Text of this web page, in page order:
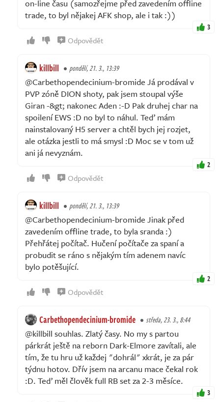
on-line času (samozřejme před zavedením offline
trade, to byl nějakej AFK shop, ale i tak :))
3
Odpovědět
killbill pondělí, 21. 3., 13:39
@Carbethopendecinium-bromide Já prodával v
PVP zóně DION shoty, pak jsem stoupal výše
Giran -&gt; nakonec Aden :-D Pak druhej char na
spoilení EWS :D no byl to náhul. Teď mám
nainstalovaný H5 server a chtěl bych jej rozjet,
ale otázka jestli to má smysl :D Moc se v tom už
ani já nevyznám.
2
Odpovědět
killbill pondělí, 21. 3., 13:39
@Carbethopendecinium-bromide Jinak před
zavedením offline trade, to byla sranda :)
Přehřátej počítač. Hučení počítače za spaní a
probudit se ráno s nějakým tím adenem navíc
bylo potěšující.
2
Odpovědět
Carbethopendecinium-bromide středa, 23. 3., 8:44
@killbill souhlas. Zlatý časy. No my s partou
párkrát ještě na reborn Dark-Elmore zavítali, ale
tím, že tu hru už každej "dohrál" xkrát, je za pár
týdnu hotov. Dřív jsem na arcanu mace čekal rok
:D. Teď měl člověk full RB set za 2-3 měsíce.
3